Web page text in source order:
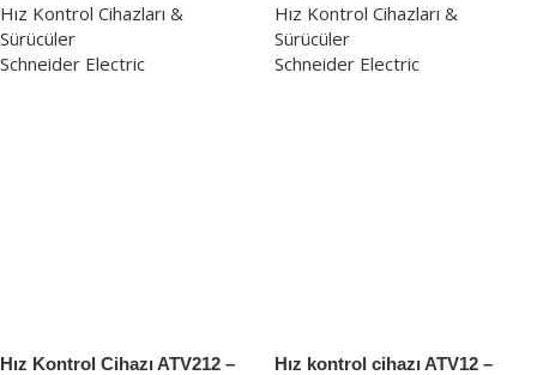
Hız Kontrol Cihazları &
Sürücüler
Schneider Electric
Hız Kontrol Cihazları &
Sürücüler
Schneider Electric
Hız Kontrol Cihazı ATV212 –
Hız kontrol cihazı ATV12 –